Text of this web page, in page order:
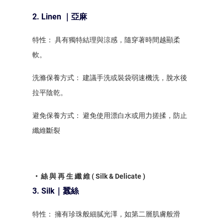
2. Linen ｜亞麻
特性： 具有獨特結理與涼感，隨穿著時間越顯柔
軟。
洗滌保養方式： 建議手洗或裝袋弱速機洗，脫水後
拉平陰乾。
避免保養方式： 避免使用漂白水或用力搓揉，防止
纖維斷裂
• 絲 與 再 生 纖 維 ( Silk & Delicate )
3. Silk｜蠶絲
特性： 擁有珍珠般細膩光澤，如第二層肌膚般滑